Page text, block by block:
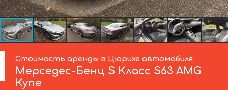
Стоимость аренды в Цюрихе автомобиля
Мерседес-Бенц S Класс S63 AMG
Купе